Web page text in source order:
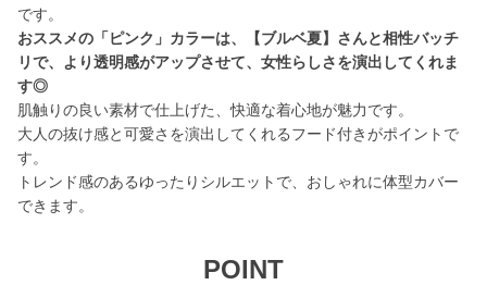
おススメの「ピンク」カラーは、【ブルベ夏】さんと相性バッチ
リで、より透明感がアップさせて、女性らしさを演出してくれま
す◎
肌触りの良い素材で仕上げた、快適な着心地が魅力です。
大人の抜け感と可愛さを演出してくれるフード付きがポイントで
す。
トレンド感のあるゆったりシルエットで、おしゃれに体型カバー
できます。
POINT